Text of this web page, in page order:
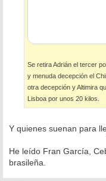
Se retira Adrián el tercer
y menuda decepción el
otra decepción y Altimira
Lisboa por unos 20 kilos.
Y quienes suenan para
He leído Fran García,
brasileña.